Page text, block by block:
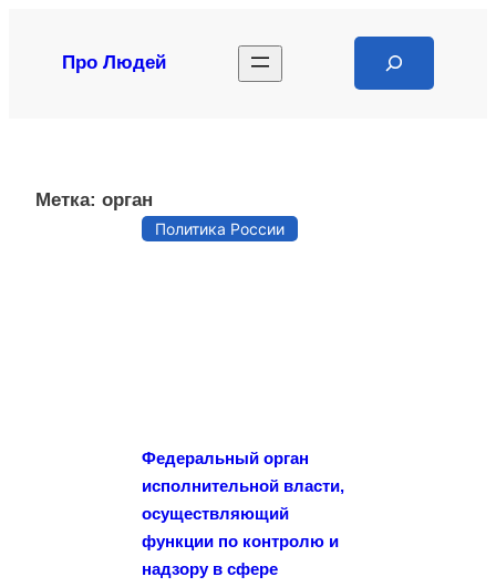
содержимому
Про Людей
Метка: орган
Политика России
Федеральный орган
исполнительной власти,
осуществляющий
функции по контролю и
надзору в сфере